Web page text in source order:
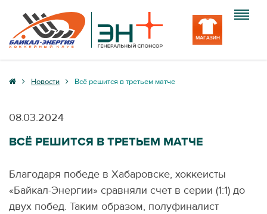
Клуб
Вход
Новости Всё решится в третьем матче
08.03.2024
ВСЁ РЕШИТСЯ В ТРЕТЬЕМ МАТЧЕ
Благодаря победе в Хабаровске, хоккеисты
«Байкал-Энергии» сравняли счет в серии (1:1) до
двух побед. Таким образом, полуфиналист